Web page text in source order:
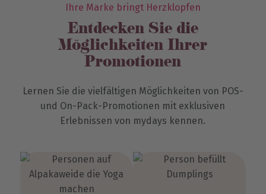
Ihre Marke bringt Herzklopfen
Entdecken Sie die
Möglichkeiten Ihrer
Promotionen
Lernen Sie die vielfältigen Möglichkeiten von POS-
und On-Pack-Promotionen mit exklusiven
Erlebnissen von mydays kennen.